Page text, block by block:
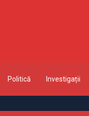
Politică Investigații